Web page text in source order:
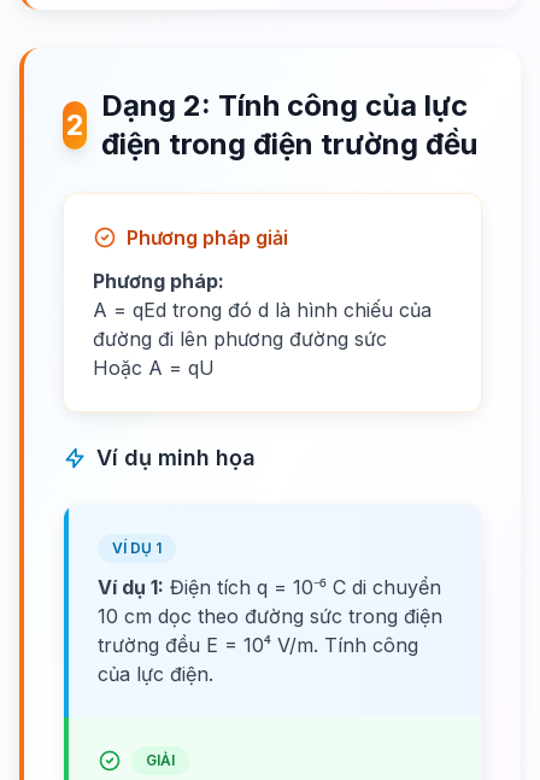
2
Dạng 2: Tính công của lực
điện trong điện trường đều
Phương pháp giải
Phương pháp:
A = qEd trong đó d là hình chiếu của
đường đi lên phương đường sức
Hoặc A = qU
Ví dụ minh họa
VÍ DỤ 1
Ví dụ 1: Điện tích q = 10⁻⁶ C di chuyển
10 cm dọc theo đường sức trong điện
trường đều E = 10⁴ V/m. Tính công
của lực điện.
GIẢI